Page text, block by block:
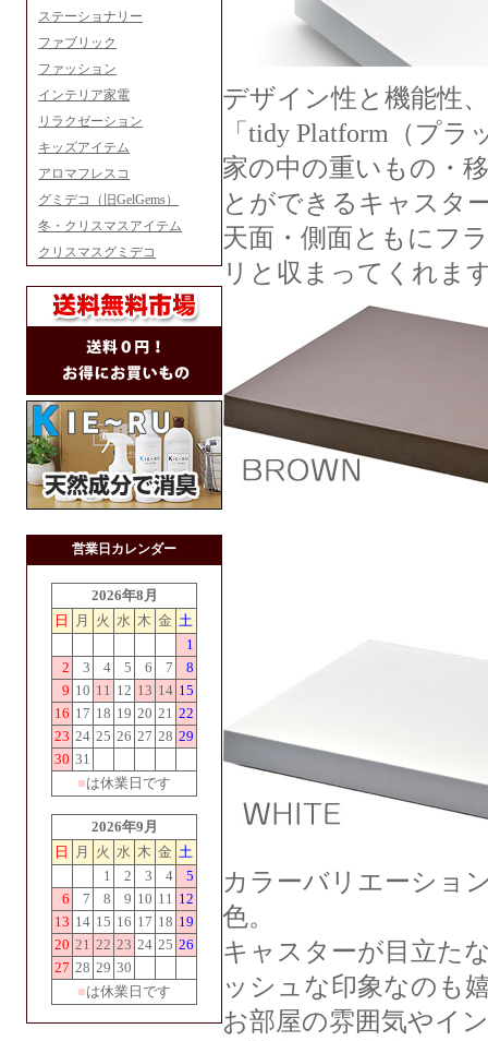
ステーショナリー
ファブリック
ファッション
インテリア家電
リラクゼーション
キッズアイテム
アロマフレスコ
グミデコ（旧GelGems）
冬・クリスマスアイテム
クリスマスグミデコ
営業日カレンダー
2026年8月
日
月 火 水 木 金 土
1
2
3 4 5 6 7
8
9 10 11 12 13 14 15
16 17 18 19 20 21 22
23 24 25 26 27 28 29
30 31
■は休業日です
2026年9月
日
月 火 水 木 金 土
1
2 3 4
5
6
7 8 9 10 11 12
13 14 15 16 17 18 19
20 21 22 23 24 25 26
27 28 29 30
■は休業日です
デザイン性と機能性
「tidy Platform（プ
家の中の重いもの・
とができるキャスタ
天面・側面ともにフ
リと収まってくれま
カラーバリエーショ
色。
キャスターが目立た
ッシュな印象なのも
お部屋の雰囲気やイ